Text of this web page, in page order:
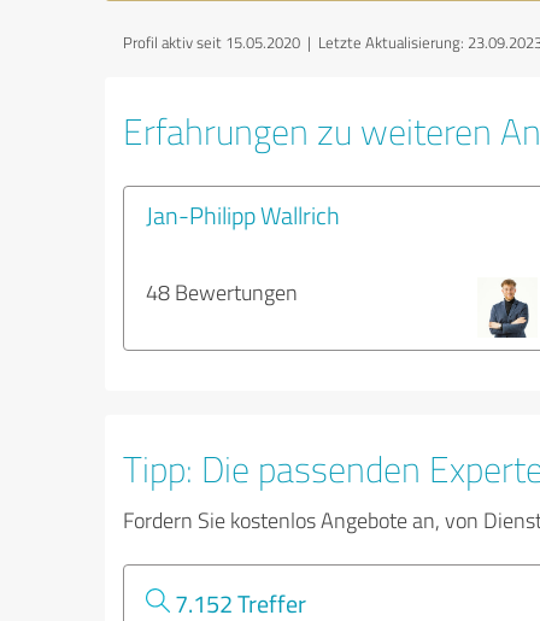
Profil aktiv seit 15.05.2020 | Letzte Aktualisierung:
Erfahrungen zu weiteren
Jan-Philipp Wallrich
48 Bewertungen
Tipp: Die passenden
Fordern Sie kostenlos Angebote an, von
7.152 Treffer